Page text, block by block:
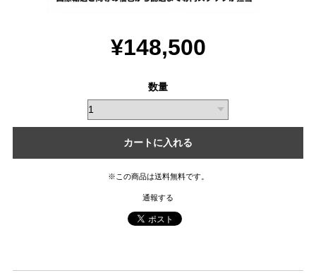
¥148,500
数量
カートに入れる
※この商品は送料無料です。
通報する